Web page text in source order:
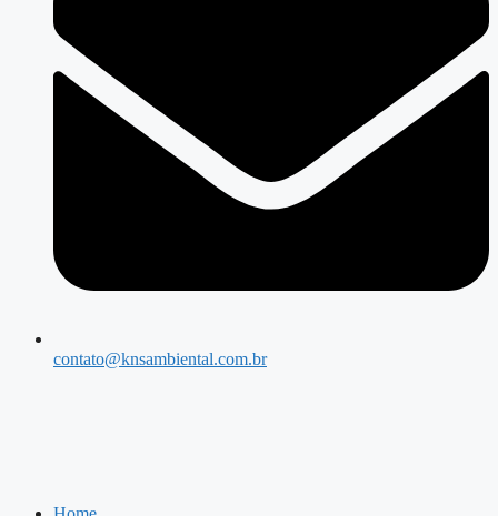
contato@knsambiental.com.br